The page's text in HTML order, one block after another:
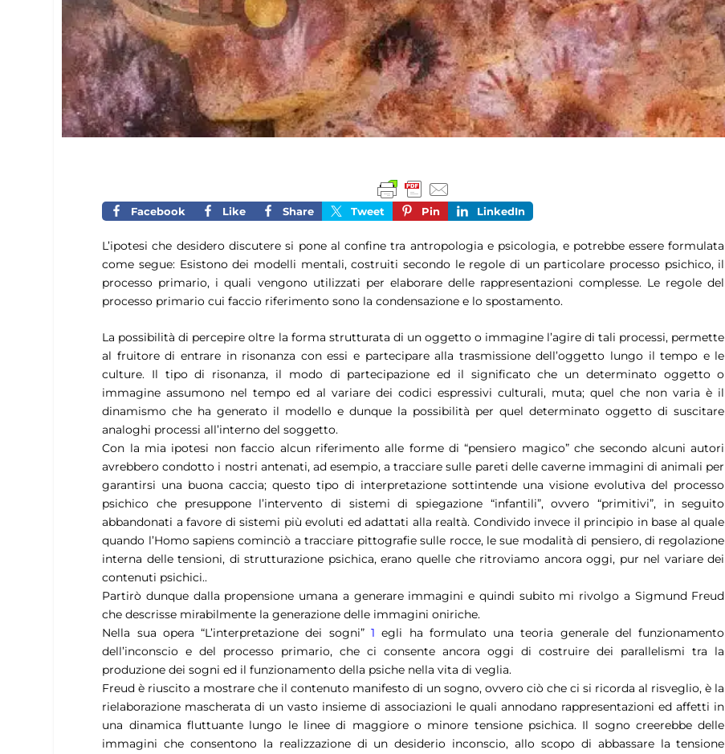
Facebook Like Share Tweet Pin LinkedIn
L’ipotesi che desidero discutere si pone al confine tra antropologia e psicologia, e potrebbe essere formulata
come segue: Esistono dei modelli mentali, costruiti secondo le regole di un particolare processo psichico, il
processo primario, i quali vengono utilizzati per elaborare delle rappresentazioni complesse. Le regole del
processo primario cui faccio riferimento sono la condensazione e lo spostamento.
La possibilità di percepire oltre la forma strutturata di un oggetto o immagine l’agire di tali processi, permette
al fruitore di entrare in risonanza con essi e partecipare alla trasmissione dell’oggetto lungo il tempo e le
culture. Il tipo di risonanza, il modo di partecipazione ed il significato che un determinato oggetto o
immagine assumono nel tempo ed al variare dei codici espressivi culturali, muta; quel che non varia è il
dinamismo che ha generato il modello e dunque la possibilità per quel determinato oggetto di suscitare
analoghi processi all’interno del soggetto.
Con la mia ipotesi non faccio alcun riferimento alle forme di “pensiero magico” che secondo alcuni autori
avrebbero condotto i nostri antenati, ad esempio, a tracciare sulle pareti delle caverne immagini di animali per
garantirsi una buona caccia; questo tipo di interpretazione sottintende una visione evolutiva del processo
psichico che presuppone l’intervento di sistemi di spiegazione “infantili”, ovvero “primitivi”, in seguito
abbandonati a favore di sistemi più evoluti ed adattati alla realtà. Condivido invece il principio in base al quale
quando l’Homo sapiens cominciò a tracciare pittografie sulle rocce, le sue modalità di pensiero, di regolazione
interna delle tensioni, di strutturazione psichica, erano quelle che ritroviamo ancora oggi, pur nel variare dei
contenuti psichici..
Partirò dunque dalla propensione umana a generare immagini e quindi subito mi rivolgo a Sigmund Freud
che descrisse mirabilmente la generazione delle immagini oniriche.
Nella sua opera “L’interpretazione dei sogni” 1 egli ha formulato una teoria generale del funzionamento
dell’inconscio e del processo primario, che ci consente ancora oggi di costruire dei parallelismi tra la
produzione dei sogni ed il funzionamento della psiche nella vita di veglia.
Freud è riuscito a mostrare che il contenuto manifesto di un sogno, ovvero ciò che ci si ricorda al risveglio, è la
rielaborazione mascherata di un vasto insieme di associazioni le quali annodano rappresentazioni ed affetti in
una dinamica fluttuante lungo le linee di maggiore o minore tensione psichica. Il sogno creerebbe delle
immagini che consentono la realizzazione di un desiderio inconscio, allo scopo di abbassare la tensione